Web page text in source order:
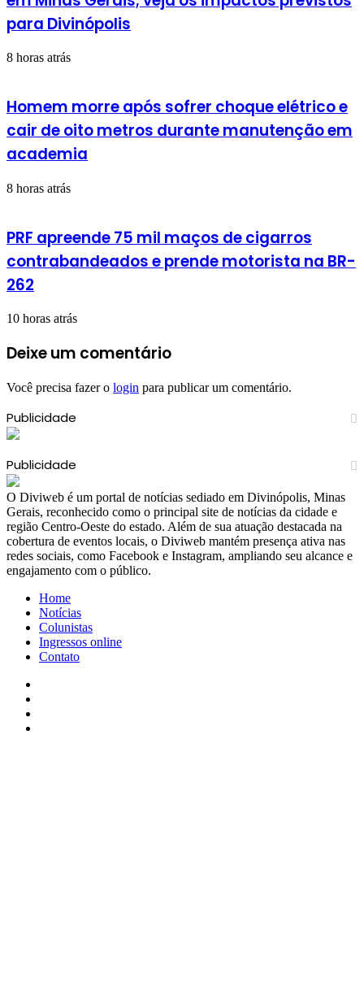
para Divinópolis
8 horas atrás
Homem morre após sofrer choque elétrico e
cair de oito metros durante manutenção em
academia
8 horas atrás
PRF apreende 75 mil maços de cigarros
contrabandeados e prende motorista na BR-
262
10 horas atrás
Deixe um comentário
Você precisa fazer o login para publicar um comentário.
Publicidade
Publicidade
​O Diviweb é um portal de notícias sediado em Divinópolis, Minas
Gerais, reconhecido como o principal site de notícias da cidade e
região Centro-Oeste do estado. Além de sua atuação destacada na
cobertura de eventos locais, o Diviweb mantém presença ativa nas
redes sociais, como Facebook e Instagram, ampliando seu alcance e
engajamento com o público.
Home
Notícias
Colunistas
Ingressos online
Contato